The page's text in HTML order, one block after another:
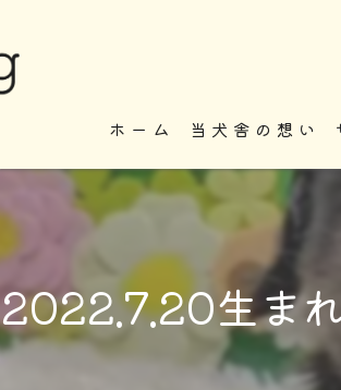
ホーム 当犬舎の想い
2022.7.20生ま